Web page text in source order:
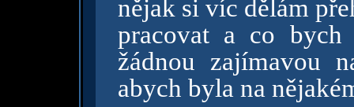
nějak si víc dělám
pracovat a co
žádnou zajímavou
abych byla na